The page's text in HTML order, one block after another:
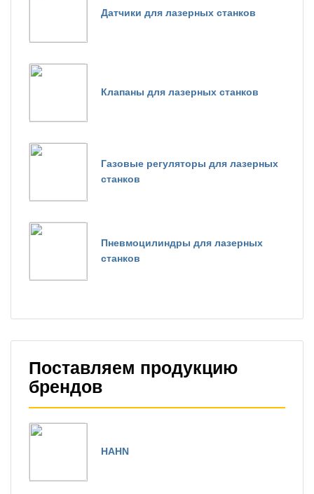
Датчики для лазерных станков
Клапаны для лазерных станков
Газовые регуляторы для лазерных
станков
Пневмоцилиндры для лазерных
станков
Поставляем продукцию
брендов
HAHN